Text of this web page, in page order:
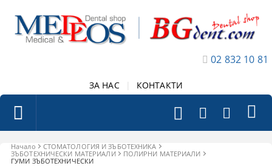
02 832 10 81
ЗА НАС КОНТАКТИ
Начало
СТОМАТОЛОГИЯ И ЗЪБОТЕХНИКА
ЗЪБОТЕХНИЧЕСКИ МАТЕРИАЛИ
ПОЛИРНИ МАТЕРИАЛИ
ГУМИ ЗЪБОТЕХНИЧЕСКИ